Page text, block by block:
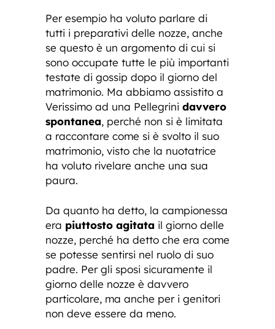
Per esempio ha voluto parlare di
tutti i preparativi delle nozze, anche
se questo è un argomento di cui si
sono occupate tutte le più importanti
testate di gossip dopo il giorno del
matrimonio. Ma abbiamo assistito a
Verissimo ad una Pellegrini davvero
spontanea, perché non si è limitata
a raccontare come si è svolto il suo
matrimonio, visto che la nuotatrice
ha voluto rivelare anche una sua
paura.
Da quanto ha detto, la campionessa
era piuttosto agitata il giorno delle
nozze, perché ha detto che era come
se potesse sentirsi nel ruolo di suo
padre. Per gli sposi sicuramente il
giorno delle nozze è davvero
particolare, ma anche per i genitori
non deve essere da meno.